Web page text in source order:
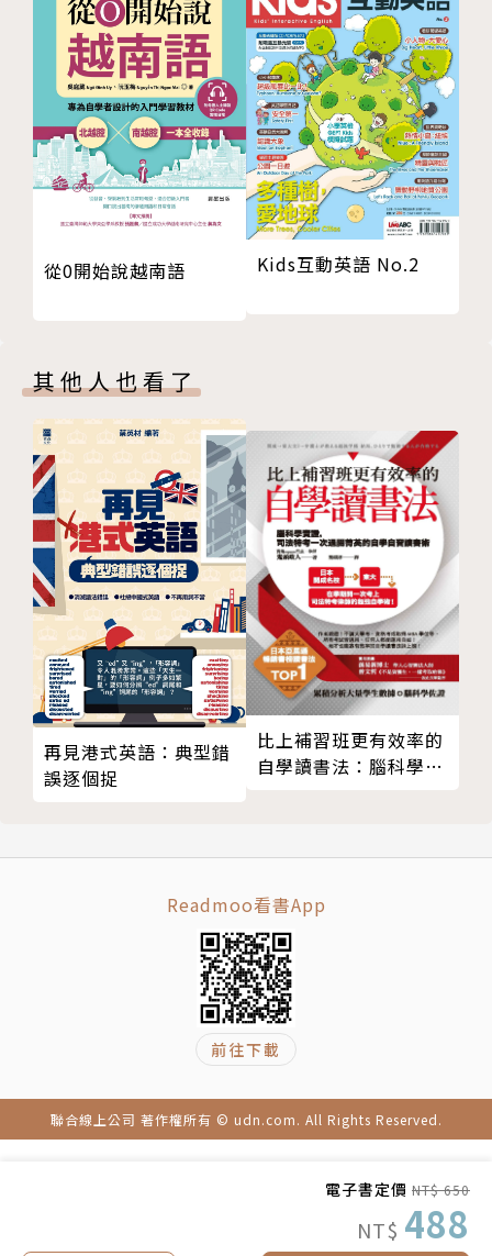
電子書定價 NT$ 650
NT$ 488
際溝通息息相關。在問句使用any 或some，可以暗示
甚至左右對方說出自己想要的答案。比起疑問句，使用
語調上揚的直述句更能加強語氣，或凸顯與對方的親切
感 (但也比較不禮貌！)。
特色3：完整說明書面/口語英語差異，點出口語英文才
有的語法特點
英語有各種變體，如美式/英式，正式/非正式，書面/
口語英語等，跟書面英語比起來，口語對話顯得隨興沒
有系統，但實際上，口語英語也有自己的語法特點。m
正式英語的常見句型；省略關係代名詞who其實較常
體之間差異的書，幫助你根據不同情境場合，說出精準
合宜的英語。
特色4：照顧學習者需求，系統化索引建立完整觀念
全書內容分成747個學習重點，透過即時索引，讀者能
立即翻找到相關概念，建立完整語法系統，後方也提供
完整索引隨時查找。
各界推薦（以姓名筆畫排序）
黃玟君｜台灣科技大學應用外語系副教授
廖柏森｜《英文研究論文寫作》作者、台師大翻譯所教
Ricky 英語小蛋糕｜英語學習YouTuber、多益名師
知名語言學家，鑽研英語文法逾40年，為語言學界大
師，於倫敦大學學院、英國蘭開斯特大學擔任語言學系
教授，教授當代語言學，為蘭開斯特大學名譽教授。
07 英語在區域上的使用差異：美式和英式
08 使用層級：英語的正式與非正式層級
Part 2 溝通式英語語法
單元A 概念
01 具體名詞：指稱物體、物質和材質
02 具體和抽象名詞
03 數量
04 特指和泛指用法：the、a/an、零冠詞
05 表達名詞之間的關係
08 指明時間
09 持續時間：for、over、from...to
10 頻率
11 地點、方向和距離
12 情態、方式和工具
13 理由、原因和目的
14 條件與對比
15 程度
16 角色、標準和觀點
17 比較
18 除了還有，除此之外與限制
19 談論主題：about和on
單元B 資訊、事實和信念
01 直述句、疑問句和答句
04 否定與肯定
06 事實、假設語氣和保持中立
07 表達不同程度的可能性
單元C 心情、情緒與態度
03 表達意願的強度
04 傳達准許和義務
從0開始說越南語 Kids互動英語 No.2
其他人也看了
再見港式英語：典型錯
誤逐個捉
比上補習班更有效率的
自學讀書法：腦科學實
Readmoo看書App
前往下載
聯合線上公司 著作權所有 © udn.com. All Rights Reserved.